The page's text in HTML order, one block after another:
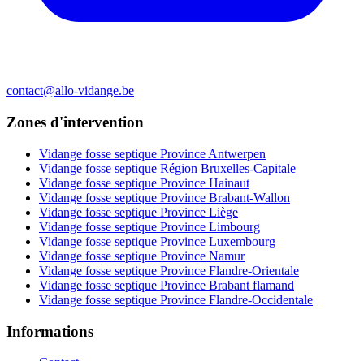
contact@allo-vidange.be
Zones d'intervention
Vidange fosse septique Province Antwerpen
Vidange fosse septique Région Bruxelles-Capitale
Vidange fosse septique Province Hainaut
Vidange fosse septique Province Brabant-Wallon
Vidange fosse septique Province Liège
Vidange fosse septique Province Limbourg
Vidange fosse septique Province Luxembourg
Vidange fosse septique Province Namur
Vidange fosse septique Province Flandre-Orientale
Vidange fosse septique Province Brabant flamand
Vidange fosse septique Province Flandre-Occidentale
Informations